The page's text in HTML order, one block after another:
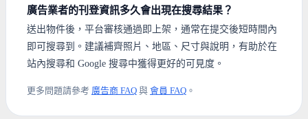
廣告業者的刊登資訊多久會出現在搜尋結果？
送出物件後，平台審核通過即上架，通常在提交後短時間內
即可搜尋到。建議補齊照片、地區、尺寸與說明，有助於在
站內搜尋和 Google 搜尋中獲得更好的可見度。
更多問題請參考 廣告商 FAQ 與 會員 FAQ 。